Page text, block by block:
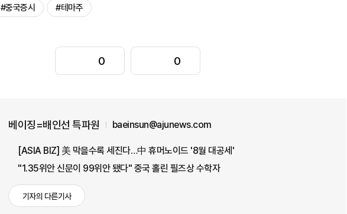
#중국증시 #테마주
0 0
베이징=배인선 특파원 baeinsun@ajunews.com
[ASIA BIZ] 美 막을수록 세진다…中 휴머노이드 '8월 대공세'
"1.35위안 신문이 99위안 됐다" 중국 홀린 필즈상 수학자
기자의 다른기사